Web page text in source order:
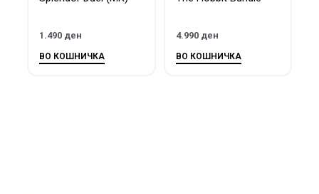
1.490 ден
ВО КОШНИЧКА
4.990 ден
ВО КОШНИЧКА